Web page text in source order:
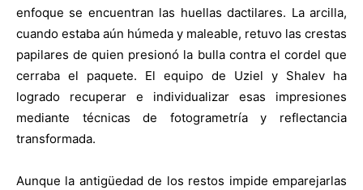
enfoque se encuentran las huellas dactilares. La arcilla,
cuando estaba aún húmeda y maleable, retuvo las crestas
papilares de quien presionó la bulla contra el cordel que
cerraba el paquete. El equipo de Uziel y Shalev ha
logrado recuperar e individualizar esas impresiones
mediante técnicas de fotogrametría y reflectancia
transformada.
Aunque la antigüedad de los restos impide emparejarlas